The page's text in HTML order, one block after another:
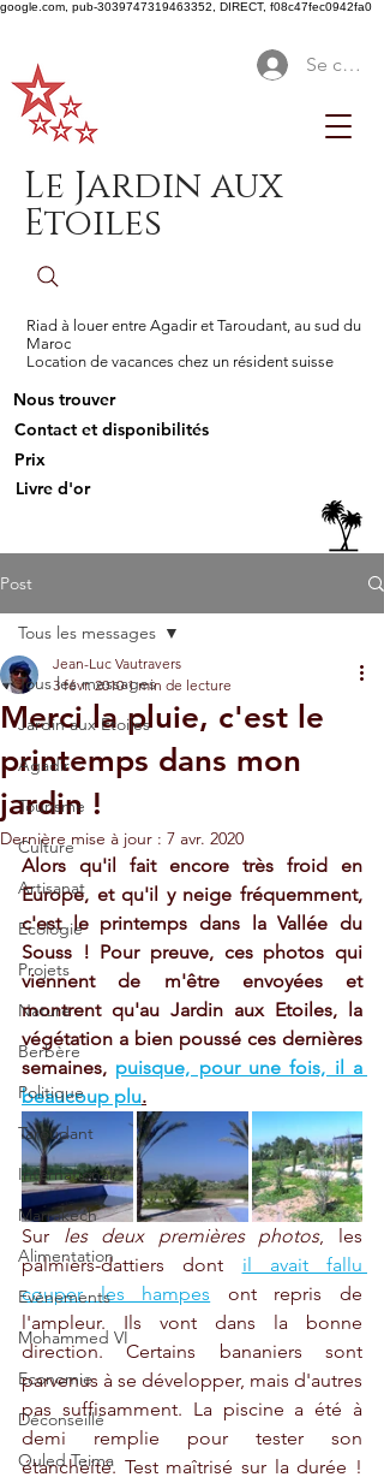
google.com, pub-3039747319463352, DIRECT, f08c47fec0942fa0
Se
Le Jardin aux
Etoiles
Riad à louer entre Agadir et Taroudant, au sud du
Maroc
Location de vacances chez un résident suisse
Nous trouver
Contact et disponibilités
Prix
Livre d'or
Post
Tous les messages
Jardin aux Etoiles
Agadir
Tourisme
Culture
Artisanat
Ecologie
Projets
Nature
Berbère
Politique
Taroudant
International
Marrakech
Alimentation
Evénements
Mohammed VI
Economie
Déconseillé
Ouled Teima
Tous les messages
Merci la pluie, c'est le
printemps dans mon
jardin !
Jean-Luc Vautravers
3 févr. 2010 1 min de lecture
Dernière mise à jour : 7 avr. 2020
Alors qu'il fait encore très froid en
Europe, et qu'il y neige fréquemment,
c'est le printemps dans la Vallée du
Souss ! Pour preuve, ces photos qui
viennent de m'être envoyées et
montrent qu'au Jardin aux Etoiles, la
végétation a bien poussé ces dernières
semaines, puisque, pour une fois, il a
beaucoup plu.
Sur les deux premières photos, les
palmiers-dattiers dont il avait fallu
couper les hampes ont repris de
l'ampleur. Ils vont dans la bonne
direction. Certains bananiers sont
parvenus à se développer, mais d'autres
pas suffisamment. La piscine a été à
demi remplie pour tester son
étanchéité. Test maîtrisé sur la durée !